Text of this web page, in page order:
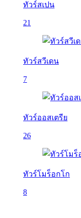
ทัวร์สเปน
21
ทัวร์สวีเดน
7
ทัวร์ออสเตรีย
26
ทัวร์โมร็อกโก
8